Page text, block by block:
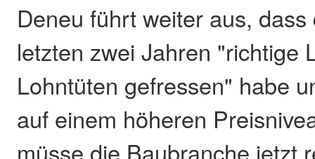
Deneu führt weiter aus,
letzten zwei Jahren "richtige
Lohntüten gefressen" habe
auf einem höheren
müsse die Baubranche jetzt